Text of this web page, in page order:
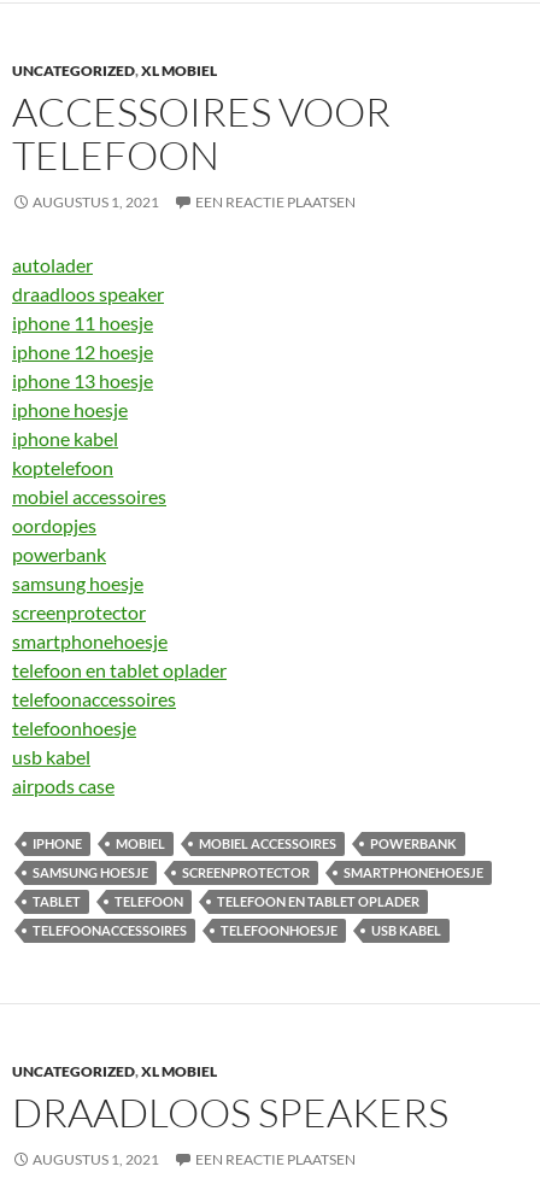
UNCATEGORIZED,XL MOBIEL
ACCESSOIRES VOOR
TELEFOON
AUGUSTUS 1, 2021 EEN REACTIE PLAATSEN
autolader
draadloos speaker
iphone 11 hoesje
iphone 12 hoesje
iphone 13 hoesje
iphone hoesje
iphone kabel
koptelefoon
mobiel accessoires
oordopjes
powerbank
samsung hoesje
screenprotector
smartphonehoesje
telefoon en tablet oplader
telefoonaccessoires
telefoonhoesje
usb kabel
airpods case
IPHONE MOBIEL MOBIEL ACCESSOIRES
POWERBANK
SAMSUNG HOESJE
SCREENPROTECTOR
SMARTPHONEHOESJE
TABLET
TELEFOON
TELEFOON EN TABLET OPLADER
TELEFOONACCESSOIRES
TELEFOONHOESJE USB KABEL
UNCATEGORIZED,XL MOBIEL
DRAADLOOS SPEAKERS
AUGUSTUS 1, 2021 EEN REACTIE PLAATSEN